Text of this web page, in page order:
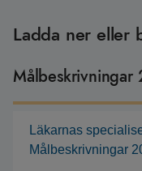
Ladda ner eller
Målbeskrivningar
Läkarnas
Målbeskrivningar